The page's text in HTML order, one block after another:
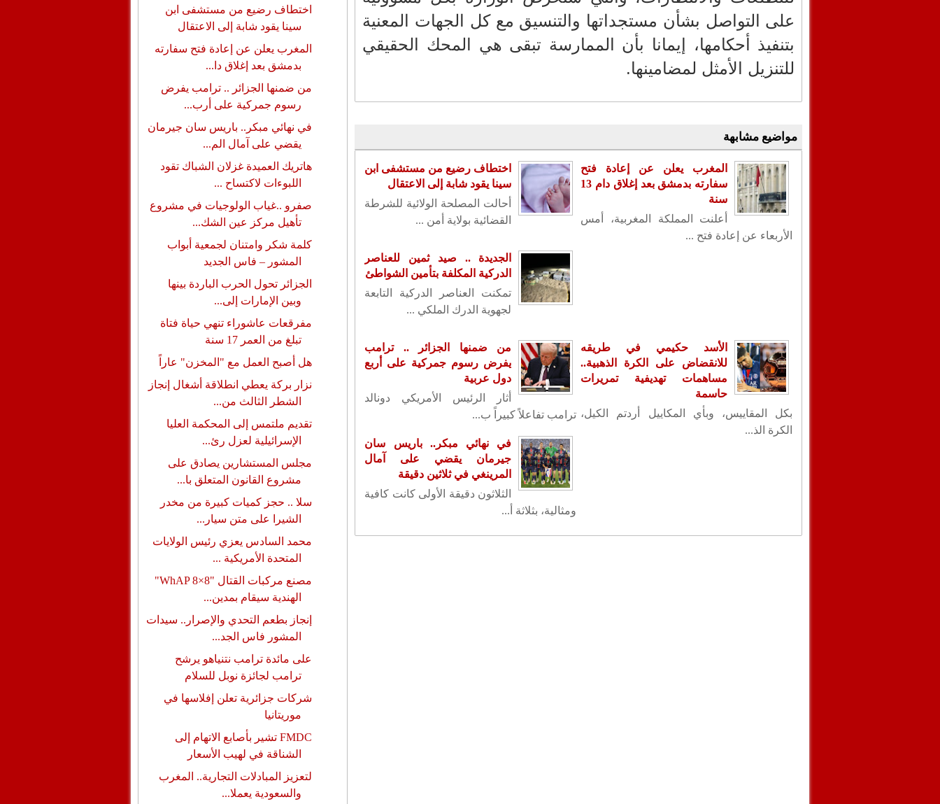
على التواصل بشأن مستجداتها والتنسيق مع كل الجهات المعنية
بتنفيذ أحكامها، إيمانا بأن الممارسة تبقى هي المحك الحقيقي
للتنزيل الأمثل لمضامينها.
مواضيع مشابهة
المغرب يعلن عن إعادة فتح
سفارته بدمشق بعد إغلاق دام 13
سنة
أعلنت المملكة المغربية، أمس
الأربعاء عن إعادة فتح ...
اختطاف رضيع من مستشفى ابن
سينا يقود شابة إلى الاعتقال
أحالت المصلحة الولائية للشرطة
القضائية بولاية أمن ...
الجديدة .. صيد ثمين للعناصر
الدركية المكلفة بتأمين الشواطئ
تمكنت العناصر الدركية التابعة
لجهوية الدرك الملكي ...
الأسد حكيمي في طريقه
للانقضاض على الكرة الذهبية..
مساهمات تهديفية تمريرات
حاسمة
بكل المقاييس، وبأي المكاييل أردتم الكيل،
الكرة الذ...
من ضمنها الجزائر .. ترامب
يفرض رسوم جمركية على أربع
دول عربية
أثار الرئيس الأمريكي دونالد
ترامب تفاعلاً كبيراً ب...
في نهائي مبكر.. باريس سان
جيرمان يقضي على آمال
المرينغي في ثلاثين دقيقة
الثلاثون دقيقة الأولى كانت كافية
ومثالية، بثلاثة أ...
اختطاف رضيع من مستشفى ابن
سينا يقود شابة إلى الاعتقال
المغرب يعلن عن إعادة فتح سفارته
بدمشق بعد إغلاق دا...
من ضمنها الجزائر .. ترامب يفرض
رسوم جمركية على أرب...
في نهائي مبكر.. باريس سان جيرمان
يقضي على آمال الم...
هاتريك العميدة غزلان الشباك تقود
اللبوءات لاكتساح ...
صفرو ..غياب الولوجيات في مشروع
تأهيل مركز عين الشك...
كلمة شكر وامتنان لجمعية أبواب
المشور – فاس الجديد
الجزائر تحول الحرب الباردة بينها
وبين الإمارات إلى...
مفرقعات عاشوراء تنهي حياة فتاة
تبلغ من العمر 17 سنة
هل أصبح العمل مع "المخزن" عاراً
نزار بركة يعطي انطلاقة أشغال إنجاز
الشطر الثالث من...
تقديم ملتمس إلى المحكمة العليا
الإسرائيلية لعزل رئ...
مجلس المستشارين يصادق على
مشروع القانون المتعلق با...
سلا .. حجز كميات كبيرة من مخدر
الشيرا على متن سيار...
محمد السادس يعزي رئيس الولايات
المتحدة الأمريكية ...
مصنع مركبات القتال "WhAP 8×8"
الهندية سيقام بمدين...
إنجاز بطعم التحدي والإصرار.. سيدات
المشور فاس الجد...
على مائدة ترامب نتنياهو يرشح
ترامب لجائزة نوبل للسلام
شركات جزائرية تعلن إفلاسها في
موريتانيا
FMDC تشير بأصابع الاتهام إلى
الشناقة في لهيب الأسعار
لتعزيز المبادلات التجارية.. المغرب
والسعودية يعملا...